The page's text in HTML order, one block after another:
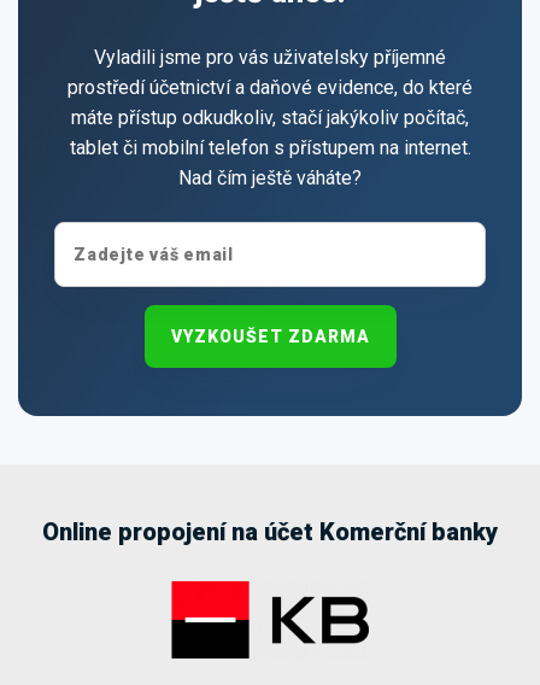
Vyladili jsme pro vás uživatelsky příjemné
prostředí účetnictví a daňové evidence, do které
máte přístup odkudkoliv, stačí jakýkoliv počítač,
tablet či mobilní telefon s přístupem na internet.
Nad čím ještě váháte?
VYZKOUŠET ZDARMA
Online propojení na účet Komerční banky